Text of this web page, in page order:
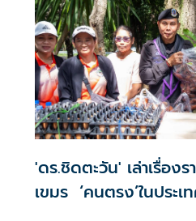
'ดร.ชิดตะวัน' เล่าเรื่อง
เขมร ‘คนตรง’ในประเ